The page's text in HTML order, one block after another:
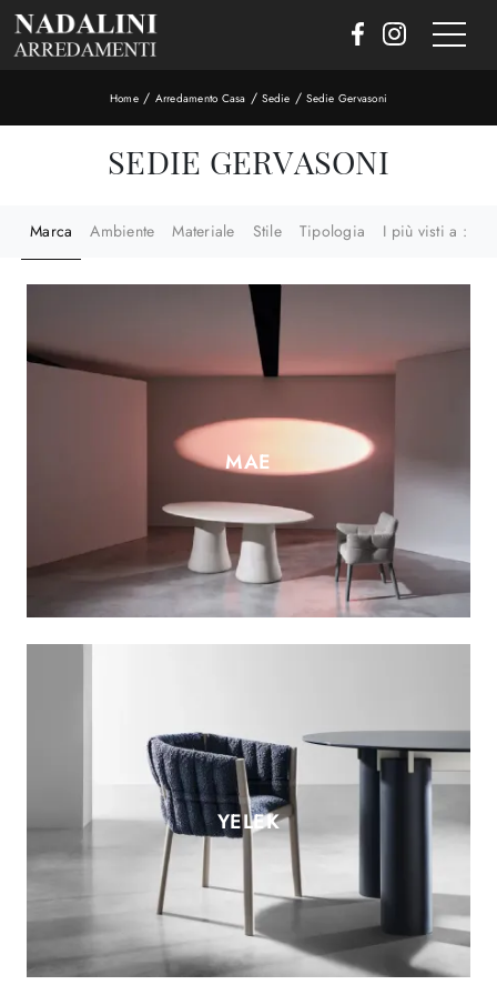
Home/ Arredamento Casa /Sedie /Sedie Gervasoni
SEDIE GERVASONI
Marca Ambiente Materiale Stile Tipologia I più visti a :
MAE
YELEK